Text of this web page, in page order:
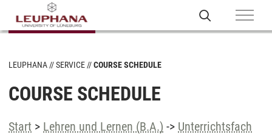
LEUPHANA SERVICE COURSE SCHEDULE
COURSE SCHEDULE
Start > Lehren und Lernen (B.A.) -> Unterrichtsfach